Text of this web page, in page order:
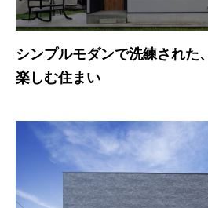
シンプルモダンで洗練された
楽しむ住まい